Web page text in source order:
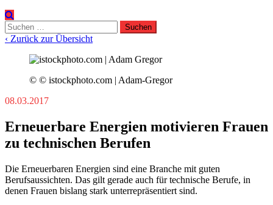
Suchen
nach:
‹ Zurück zur Übersicht
© © istockphoto.com | Adam-Gregor
08.03.2017
Erneuerbare Energien motivieren Frauen
zu technischen Berufen
Die Erneuerbaren Energien sind eine Branche mit guten
Berufsaussichten. Das gilt gerade auch für technische Berufe, in
denen Frauen bislang stark unterrepräsentiert sind.